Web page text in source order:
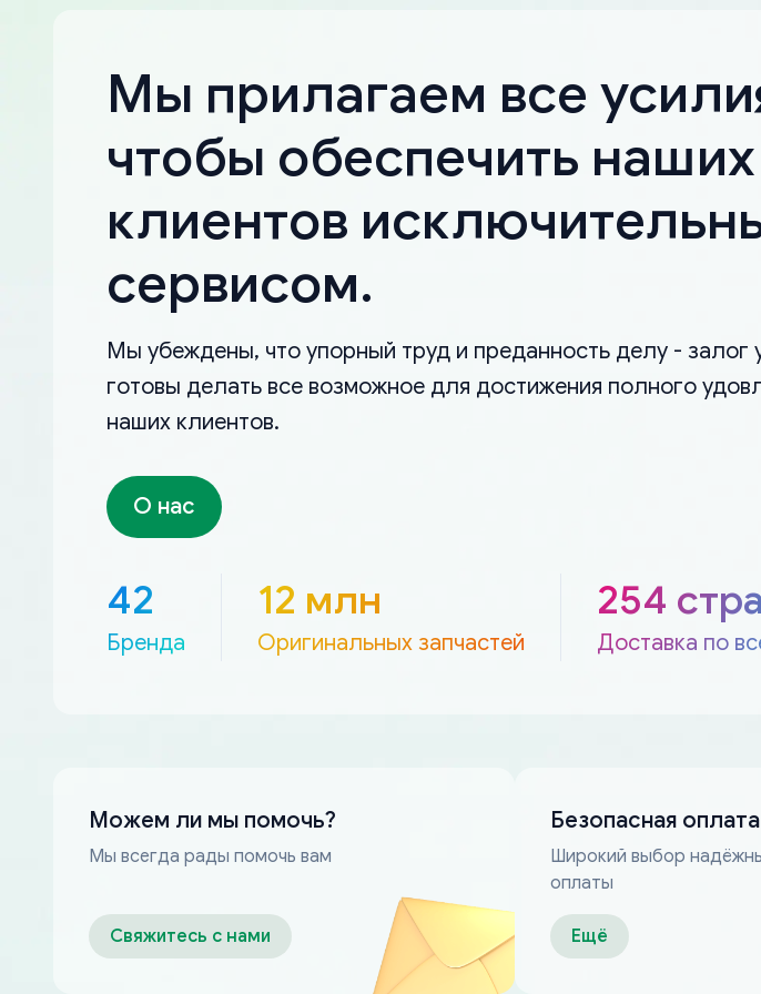
Мы прилагаем все
чтобы обеспечить наших
клиентов
сервисом.
Мы убеждены, что упорный труд и преданность делу - залог
готовы делать все возможное для достижения полного
наших клиентов.
О нас
42
Бренда
12 млн
Оригинальных запчастей
254
Доставка по
Можем ли мы помочь?
Мы всегда рады помочь вам
Свяжитесь с нами
Безопасная оплата
Широкий выбор
оплаты
Ещё